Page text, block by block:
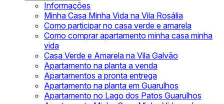
Informações
Minha Casa Minha Vida na Vila Rosália
Como participar no casa verde e amarela
Como comprar apartamento minha casa minha
vida
Casa Verde e Amarela na Vila Galvão
Apartamento na planta a venda
Apartamentos a pronta entrega
Apartamento na planta em Guarulhos
Apartamento no Lago dos Patos Guarulhos